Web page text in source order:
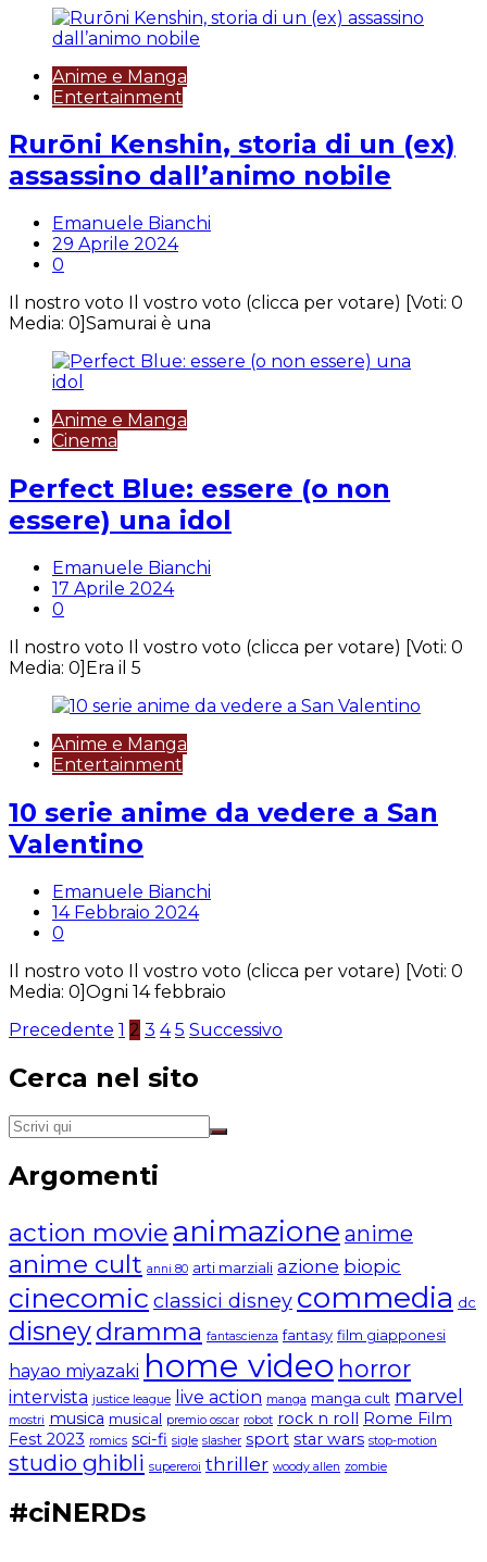
Anime e Manga
Entertainment
Rurōni Kenshin, storia di un (ex)
assassino dall’animo nobile
Emanuele Bianchi
29 Aprile 2024
0
Il nostro voto Il vostro voto (clicca per votare) [Voti: 0
Media: 0]Samurai è una
Anime e Manga
Cinema
Perfect Blue: essere (o non
essere) una idol
Emanuele Bianchi
17 Aprile 2024
0
Il nostro voto Il vostro voto (clicca per votare) [Voti: 0
Media: 0]Era il 5
Anime e Manga
Entertainment
10 serie anime da vedere a San
Valentino
Emanuele Bianchi
14 Febbraio 2024
0
Il nostro voto Il vostro voto (clicca per votare) [Voti: 0
Media: 0]Ogni 14 febbraio
Paginazione
degli
articoli
Precedente 1 2 3 4 5 Successivo
Cerca nel sito
Argomenti
action movie animazione anime
anime cult anni 80 arti marziali azione biopic
cinecomic classici disney commedia dc
disneydramma fantascienza fantasy film giapponesi
hayao miyazaki home video horror
intervista justice league live action manga manga cult marvel
mostri musica musical premio oscar robot rock n roll Rome Film
Fest 2023 romics sci-fi sigle slasher sport star wars stop-motion
studio ghibli supereroi thriller woody allen zombie
#ciNERDs